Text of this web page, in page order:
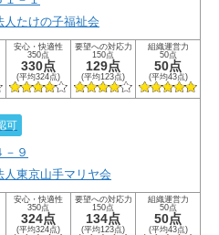
たけの子福祉会
安心・快適性
350点
330点
(平均324点)
要望への対応力
150点
129点
(平均123点)
組織運営力
50点
50点
(平均43点)
可
－９
東京山手マリヤ会
安心・快適性
350点
324点
(平均324点)
要望への対応力
150点
134点
(平均123点)
組織運営力
50点
50点
(平均43点)